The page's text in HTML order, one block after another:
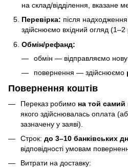
на склад/відділення, вказане
Перевірка: після
здійснюємо вхідний огляд (1–2
Обмін/рефанд:
обмін — відправляємо
повернення — здійснюємо
Повернення коштів
Переказ робимо на той самий
якого здійснювалась оплата
зазначену у заяві).
Строк: до 3–10 банківських
відповідності умовам
Витрати на доставку: